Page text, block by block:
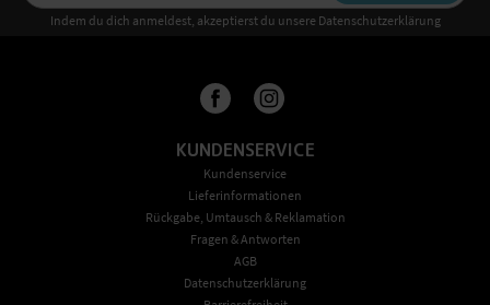
Indem du dich anmeldest, akzeptierst du unsere Datenschutzerklärung
KUNDENSERVICE
Kundenservice
Lieferinformationen
Rückgabe, Umtausch & Reklamation
Fragen & Antworten
AGB
Datenschutzerklärung